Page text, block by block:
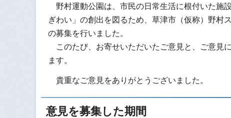
野村運動公園は、市民の日常生活に根付いた施
ぎわい」の創出を図るため、草津市（仮称）野村
の募集を行いました。
このたび、お寄せいただいたご意見と、ご意見
ます。
貴重なご意見をありがとうございました。
意見を募集した期間